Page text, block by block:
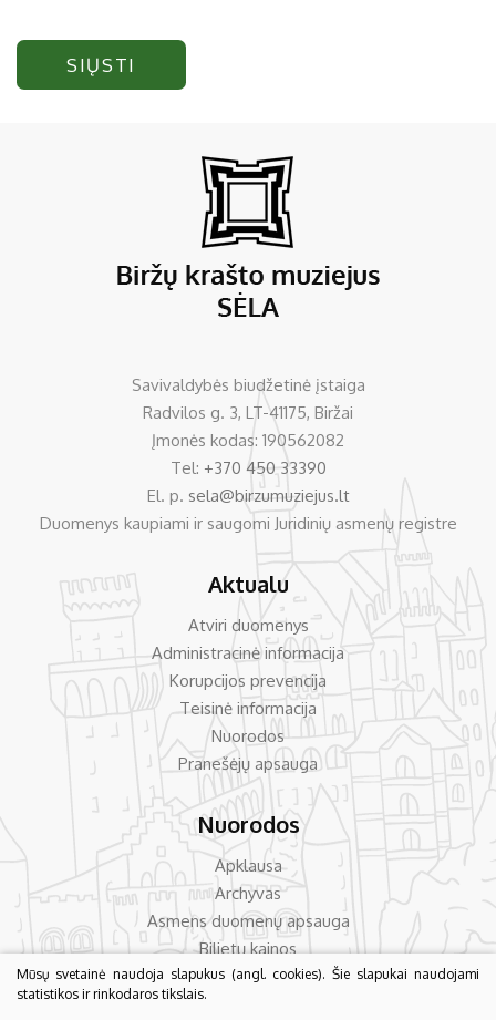
SIŲSTI
Savivaldybės biudžetinė įstaiga
Radvilos g. 3, LT-41175, Biržai
Įmonės kodas: 190562082
Tel: +370 450 33390
El. p. sela@birzumuziejus.lt
Duomenys kaupiami ir saugomi Juridinių asmenų registre
Aktualu
Atviri duomenys
Administracinė informacija
Korupcijos prevencija
Teisinė informacija
Nuorodos
Pranešėjų apsauga
Nuorodos
Apklausa
Archyvas
Asmens duomenų apsauga
Bilietų kainos
Dažniausiai užduodami klausimai
Konsultavimas su visuomene
Mūsų svetainė naudoja slapukus (angl. cookies). Šie slapukai naudojami
statistikos ir rinkodaros tikslais.